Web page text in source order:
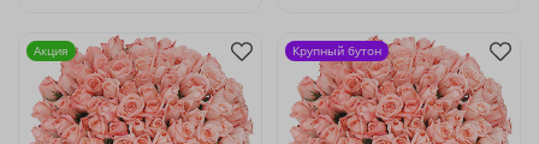
Акция Крупный бутон